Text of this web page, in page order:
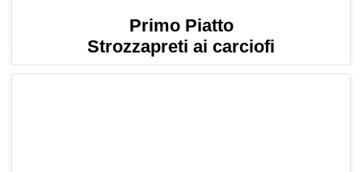
Primo Piatto
Strozzapreti ai carciofi